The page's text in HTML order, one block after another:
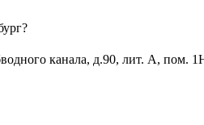
?
канала, д.90, лит. А, пом.